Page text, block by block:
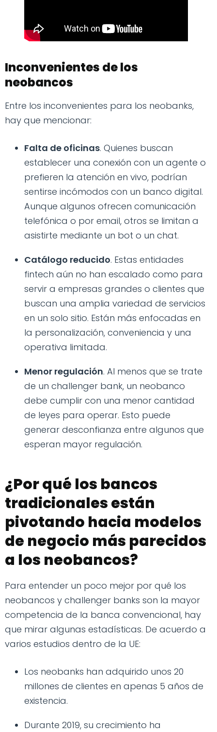
Inconvenientes de los
neobancos
Entre los inconvenientes para los neobanks,
hay que mencionar:
Falta de oficinas. Quienes buscan
establecer una conexión con un agente o
prefieren la atención en vivo, podrían
sentirse incómodos con un banco digital.
Aunque algunos ofrecen comunicación
telefónica o por email, otros se limitan a
asistirte mediante un bot o un chat.
Catálogo reducido. Estas entidades
fintech aún no han escalado como para
servir a empresas grandes o clientes que
buscan una amplia variedad de servicios
en un solo sitio. Están más enfocadas en
la personalización, conveniencia y una
operativa limitada.
Menor regulación. Al menos que se trate
de un challenger bank, un neobanco
debe cumplir con una menor cantidad
de leyes para operar. Esto puede
generar desconfianza entre algunos que
esperan mayor regulación.
¿Por qué los bancos
tradicionales están
pivotando hacia modelos
de negocio más parecidos
a los neobancos?
Para entender un poco mejor por qué los
neobancos y challenger banks son la mayor
competencia de la banca convencional, hay
que mirar algunas estadísticas. De acuerdo a
varios estudios dentro de la UE:
Los neobanks han adquirido unos 20
millones de clientes en apenas 5 años de
existencia.
Durante 2019, su crecimiento ha